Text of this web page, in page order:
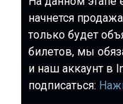
начнется
только будет
билетов, мы
и наш аккаунт в
подписаться: